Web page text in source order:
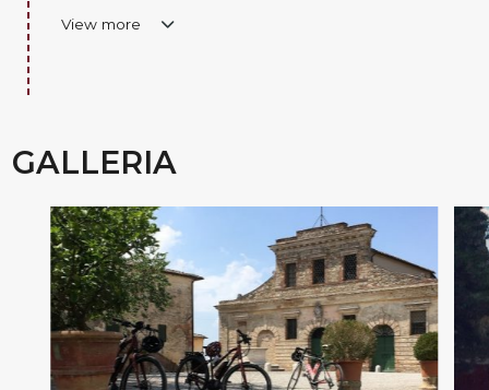
View more
GALLERIA